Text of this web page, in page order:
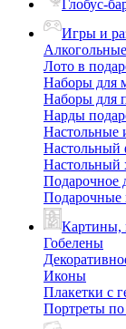
Глобус-
Игры и
Лото в
Наборы для
Наборы для
Нарды
Настольные
Настольный
Настольный
Подарочное
Подарочные
Картины,
Гобелены
Иконы
Плакетки с
Портреты